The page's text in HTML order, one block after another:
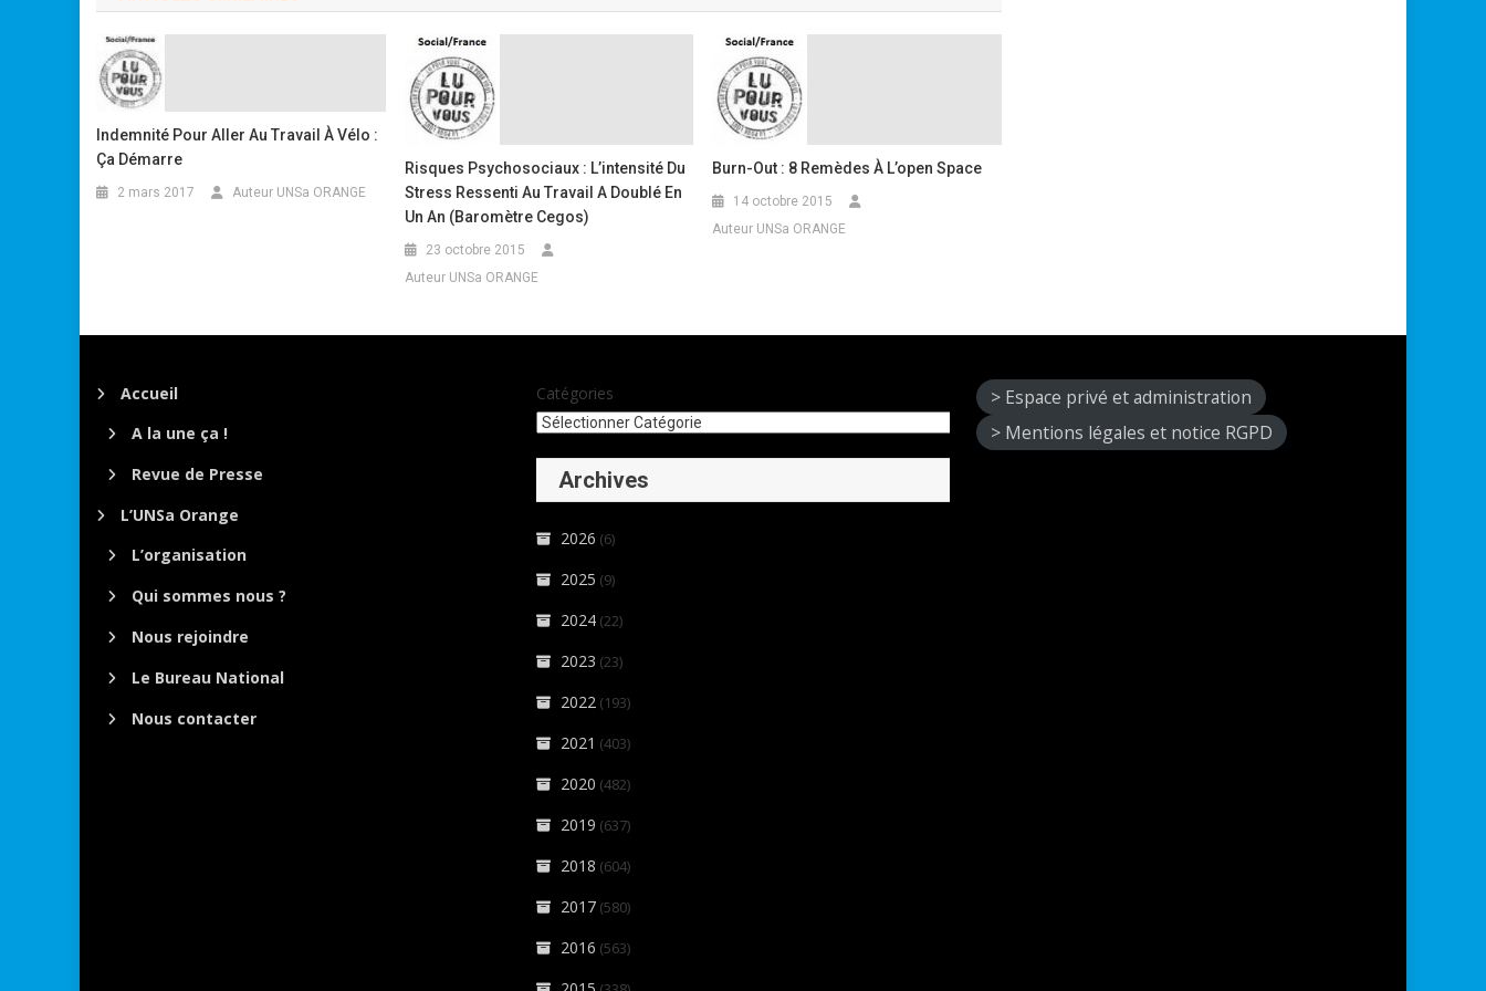
Indemnité Pour Aller Au Travail À Vélo :
Ça Démarre
2 mars 2017 Auteur UNSa ORANGE
Risques Psychosociaux : L’intensité Du
Stress Ressenti Au Travail A Doublé En
Un An (baromètre Cegos)
23 octobre 2015
Auteur UNSa ORANGE
Burn-Out : 8 Remèdes À L’open Space
14 octobre 2015
Auteur UNSa ORANGE
Accueil
A la une ça !
Revue de Presse
L’UNSa Orange
L’organisation
Qui sommes nous ?
Nous rejoindre
Le Bureau National
Nous contacter
Catégories
Archives
2026 (6)
2025 (9)
2024 (22)
2023 (23)
2022 (193)
2021 (403)
2020 (482)
2019 (637)
2018 (604)
2017 (580)
2016 (563)
> Espace privé et administration
> Mentions légales et notice RGPD